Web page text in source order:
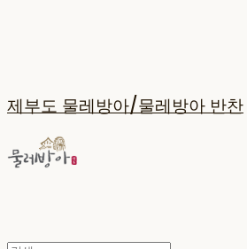
제부도 물레방아/물레방아 반찬